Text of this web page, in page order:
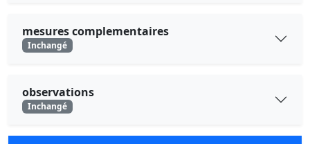
mesures complementaires
Inchangé
observations
Inchangé